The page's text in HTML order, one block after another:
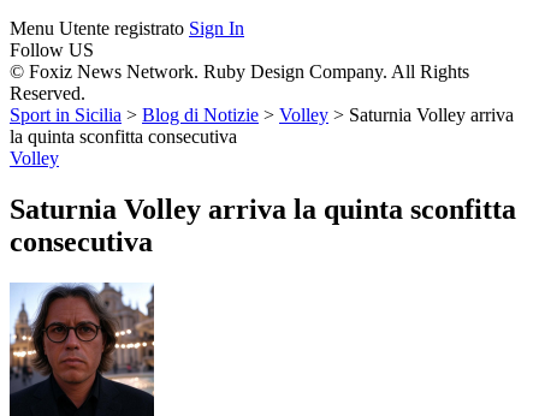
Menu Utente registrato Sign In
Follow US
© Foxiz News Network. Ruby Design Company. All Rights
Reserved.
Sport in Sicilia > Blog di Notizie > Volley > Saturnia Volley arriva
la quinta sconfitta consecutiva
Volley
Saturnia Volley arriva la quinta sconfitta
consecutiva